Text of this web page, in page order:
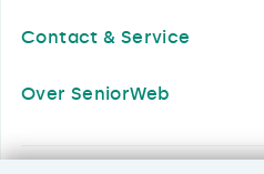
Contact & Service
Over SeniorWeb